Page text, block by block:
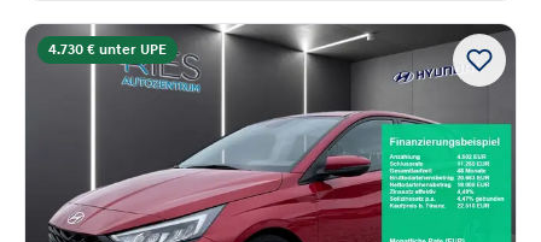
4.730 € unter UPE